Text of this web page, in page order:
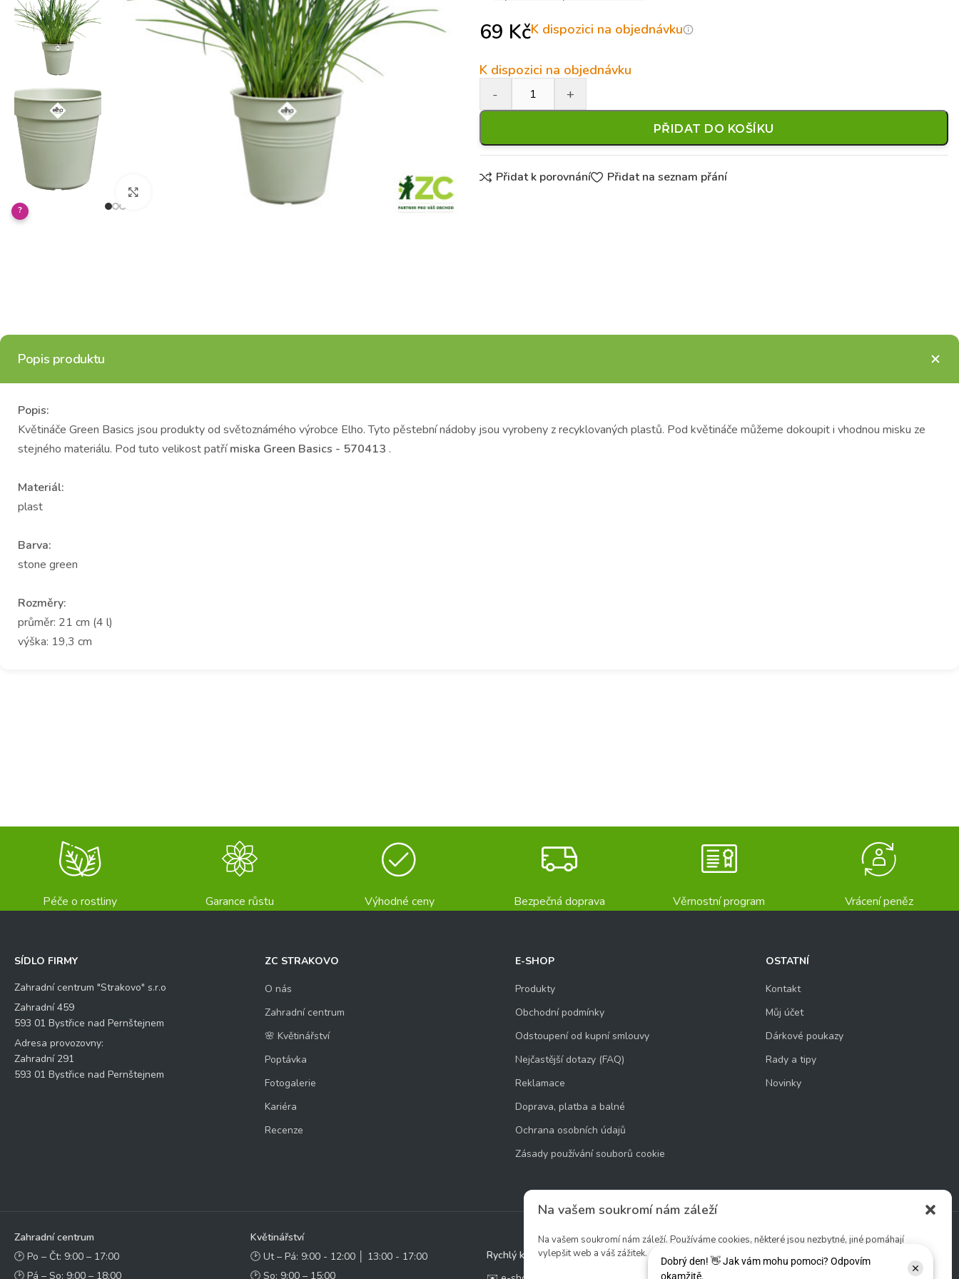
Na vašem soukromí nám záleží
Na vašem soukromí nám záleží. Používáme cookies, některé jsou nezbytné, jiné pomáhají
vylepšit web a váš zážitek.
Klikněte pro zvětšení
?
69 KčK dispozici na objednávku
K dispozici na objednávku
PŘIDAT DO KOŠÍKU
Přidat k porovnání Přidat na seznam přání
Popis produktu
Popis:
Květináče Green Basics jsou produkty od světoznámého výrobce Elho. Tyto pěstební nádoby jsou vyrobeny z recyklovaných plastů. Pod květináče můžeme dokoupit i vhodnou misku ze
stejného materiálu. Pod tuto velikost patřímiska Green Basics - 570413 .
Materiál:
plast
Barva:
stone green
Rozměry:
průměr: 21 cm (4 l)
výška: 19,3 cm
Péče o rostliny Garance růstu Výhodné ceny Bezpečná doprava Věrnostní program Vrácení peněz
SÍDLO FIRMY
Zahradní centrum "Strakovo" s.r.o
Zahradní 459
593 01 Bystřice nad Pernštejnem
Adresa provozovny:
Zahradní 291
593 01 Bystřice nad Pernštejnem
ZC STRAKOVO
O nás
Zahradní centrum
🌸 Květinářství
Poptávka
Fotogalerie
Kariéra
Recenze
E-SHOP
Produkty
Obchodní podmínky
Odstoupení od kupní smlouvy
Nejčastější dotazy (FAQ)
Reklamace
Doprava, platba a balné
Ochrana osobních údajů
Zásady používání souborů cookie
OSTATNÍ
Kontakt
Můj účet
Dárkové poukazy
Rady a tipy
Novinky
Zahradní centrum
🕑 Po – Čt: 9:00 – 17:00
🕑 Pá – So: 9:00 – 18:00
Květinářství
🕑 Ut – Pá: 9:00 - 12:00 │ 13:00 - 17:00
🕑 So: 9:00 – 15:00
Rychlý kontakt:
Sledujte nás: